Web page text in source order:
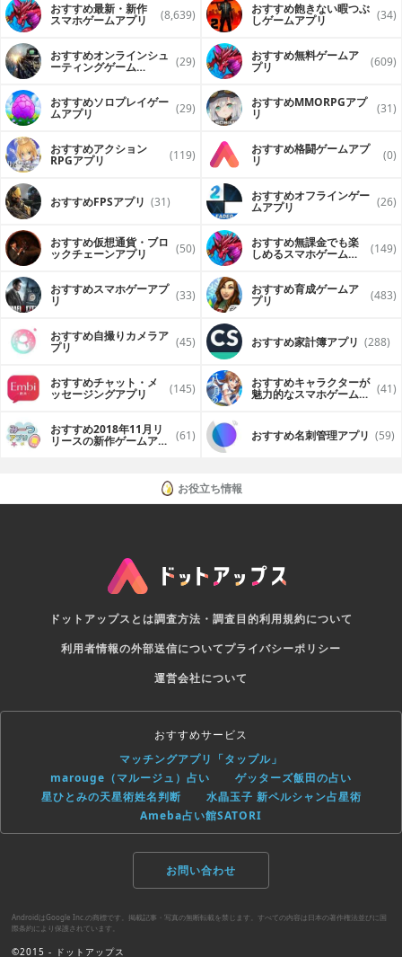
・一日一回、最新記事を取得します。
・人気記事で読者のお気に入り記事が読めます。
・おすすめアプリを紹介します。
・お気に入り登録（ブックマーク）できます。
・閲覧履歴で、読んだ記事の履歴参照可能。
・週間PVランキングから記事を読めます。
・月間PVランキングから記事を読めます。
・記事をSNS等を通じて友人に送れます。
Twitter、Facebook、LINEに対応しています。
・記事をメールで友人に送れます。
・人気記事がプッシュ通知されます。
・ジャンル別に記事が読めます。
---------------------------------------------
＜こんな改善や追加をしました＞
2013-10-10
・iOS7に対応致しました。
・インフォ画面に機能を追加いたしました。
2013-05-23
・未読記事に印をつけて、まだ読んでいない記事をわかりや
すくしました。
・メニューの中にも「カテゴリ一覧」を設けて、ジャンル別
から読みやすいようにしました。
・記事の紹介ボタン（twitter、facebook、LINE、メール）を
タップしやすいように記事の直下に配置しました。
・通報ボタンを追加いたしました。
---------------------------------------------
＜お知らせ＞
まれにですが、起動後の最新記事取得時に通信環境が良くな
いと落ちることがあるようです。お手数ですが、少したって
思いますので、よろしくお願いします。
また、要望や不具合の報告などは、こちらからご連絡いただ
けると、個別に対応できますのでよろしくお願いします。
ご要望・お問い合わせ：app-support@alpha-com.co.jp
おすすめ最新・新作
スマホゲームアプリ (8,639) おすすめ飽きない暇つぶ
しゲームアプリ (34)
おすすめオンラインシュ
ーティングゲーム (29) おすすめ無料ゲームア
プリ (609)
おすすめソロプレイゲー
ムアプリ (29) おすすめ MMORPGアプ
リ (31)
おすすめアクション
RPGアプリ (119) おすすめ格闘ゲームアプ
リ (0)
おすすめFPSアプリ (31) おすすめオフラインゲー
ムアプリ (26)
おすすめ仮想通貨・ブロ
ックチェーンアプリ (50) おすすめ無課金でも楽
しめるスマホゲームア (149)
おすすめスマホゲーアプ
リ (33) おすすめ育成ゲームア
プリ (483)
おすすめ自撮りカメラア
プリ (45) おすすめ家計簿アプリ (288)
おすすめチャット・メ
ッセージングアプリ (145) おすすめキャラクターが
魅力的なスマホゲームア (41)
おすすめ2018年11月リ
リースの新作ゲームアプ (61) おすすめ名刺管理アプリ (59)
お役立ち情報
ドットアップスとは調査方法・調査目的利用規約について
利用者情報の外部送信についてプライバシーポリシー
運営会社について
おすすめサービス
マッチングアプリ「タップル」
marouge（マルージュ）占い
ゲッターズ飯田の占い
星ひとみの天星術姓名判断
水晶玉子 新ペルシャン占星術
Ameba占い館SATORI
お問い合わせ
AndroidはGoogle Inc.の商標です。掲載記事・写真の無断転載を禁じます。すべての内容は日本の著作権法並びに国
際条約により保護されています。
©2015 - ドットアップス